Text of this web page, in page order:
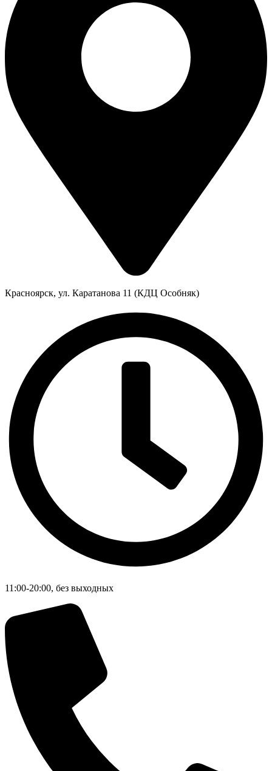
Красноярск, ул. Каратанова 11 (КДЦ Особняк)
11:00-20:00, без выходных